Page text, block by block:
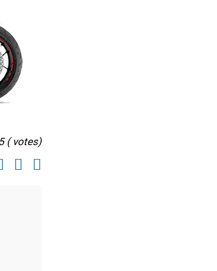
( votes)